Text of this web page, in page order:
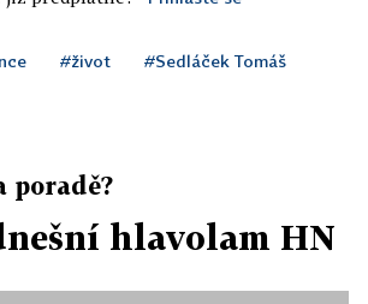
#život #Sedláček Tomáš
poradě?
hlavolam HN